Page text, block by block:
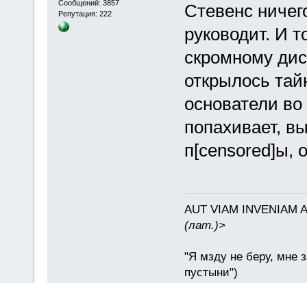
Сообщений: 3857
Репутация: 222
Стевенс
руководит. И
скромному
открылось
основатели
попахивает,
п[censored]ы,
AUT VIAM INVENIAM
(лат.)>
"Я мзду не беру, мне
пустыни")